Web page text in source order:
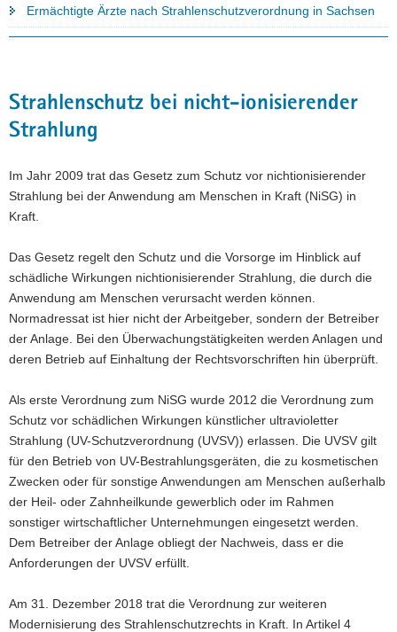
Ermächtigte Ärzte nach Strahlenschutzverordnung in Sachsen
Strahlenschutz bei nicht-ionisierender
Strahlung
Im Jahr 2009 trat das Gesetz zum Schutz vor nichtionisierender
Strahlung bei der Anwendung am Menschen in Kraft (NiSG) in
Kraft.
Das Gesetz regelt den Schutz und die Vorsorge im Hinblick auf
schädliche Wirkungen nichtionisierender Strahlung, die durch die
Anwendung am Menschen verursacht werden können.
Normadressat ist hier nicht der Arbeitgeber, sondern der Betreiber
der Anlage. Bei den Überwachungstätigkeiten werden Anlagen und
deren Betrieb auf Einhaltung der Rechtsvorschriften hin überprüft.
Als erste Verordnung zum NiSG wurde 2012 die Verordnung zum
Schutz vor schädlichen Wirkungen künstlicher ultravioletter
Strahlung (UV-Schutzverordnung (UVSV)) erlassen. Die UVSV gilt
für den Betrieb von UV-Bestrahlungsgeräten, die zu kosmetischen
Zwecken oder für sonstige Anwendungen am Menschen außerhalb
der Heil- oder Zahnheilkunde gewerblich oder im Rahmen
sonstiger wirtschaftlicher Unternehmungen eingesetzt werden.
Dem Betreiber der Anlage obliegt der Nachweis, dass er die
Anforderungen der UVSV erfüllt.
Am 31. Dezember 2018 trat die Verordnung zur weiteren
Modernisierung des Strahlenschutzrechts in Kraft. In Artikel 4